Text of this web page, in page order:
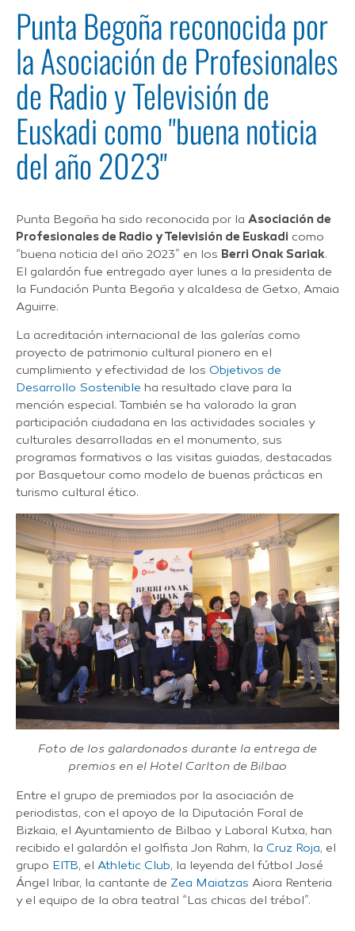
Punta Begoña reconocida por
la Asociación de Profesionales
de Radio y Televisión de
Euskadi como "buena noticia
del año 2023"
Punta Begoña ha sido reconocida por la Asociación de
Profesionales de Radio y Televisión de Euskadi como
“buena noticia del año 2023” en los Berri Onak Sariak.
El galardón fue entregado ayer lunes a la presidenta de
la Fundación Punta Begoña y alcaldesa de Getxo, Amaia
Aguirre.
La acreditación internacional de las galerías como
proyecto de patrimonio cultural pionero en el
cumplimiento y efectividad de los Objetivos de
Desarrollo Sostenible ha resultado clave para la
mención especial. También se ha valorado la gran
participación ciudadana en las actividades sociales y
culturales desarrolladas en el monumento, sus
programas formativos o las visitas guiadas, destacadas
por Basquetour como modelo de buenas prácticas en
turismo cultural ético.
Foto de los galardonados durante la entrega de
premios en el Hotel Carlton de Bilbao
Entre el grupo de premiados por la asociación de
periodistas, con el apoyo de la Diputación Foral de
Bizkaia, el Ayuntamiento de Bilbao y Laboral Kutxa, han
recibido el galardón el golfista Jon Rahm, la Cruz Roja, el
grupo EITB, el Athletic Club, la leyenda del fútbol José
Ángel Iribar, la cantante de Zea Maiatzas Aiora Renteria
y el equipo de la obra teatral “Las chicas del trébol”.